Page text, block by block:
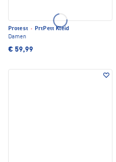
Protest · PrtPett Kleid
Damen
€ 59,99